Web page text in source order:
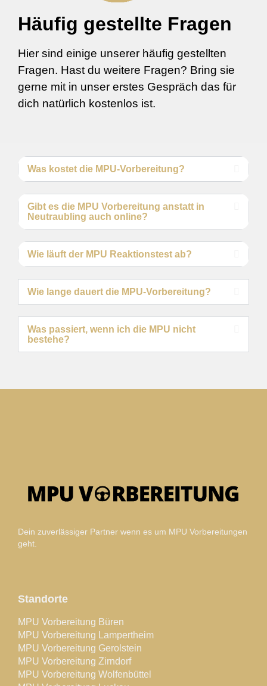
Häufig gestellte Fragen
Hier sind einige unserer häufig gestellten
Fragen. Hast du weitere Fragen? Bring sie
gerne mit in unser erstes Gespräch das für
dich natürlich kostenlos ist.
Was kostet die MPU-Vorbereitung?
Gibt es die MPU Vorbereitung anstatt in
Neutraubling auch online?
Wie läuft der MPU Reaktionstest ab?
Wie lange dauert die MPU-Vorbereitung?
Was passiert, wenn ich die MPU nicht
bestehe?
Dein zuverlässiger Partner wenn es um MPU Vorbereitungen
geht.
Standorte
MPU Vorbereitung Büren
MPU Vorbereitung Lampertheim
MPU Vorbereitung Gerolstein
MPU Vorbereitung Zirndorf
MPU Vorbereitung Wolfenbüttel